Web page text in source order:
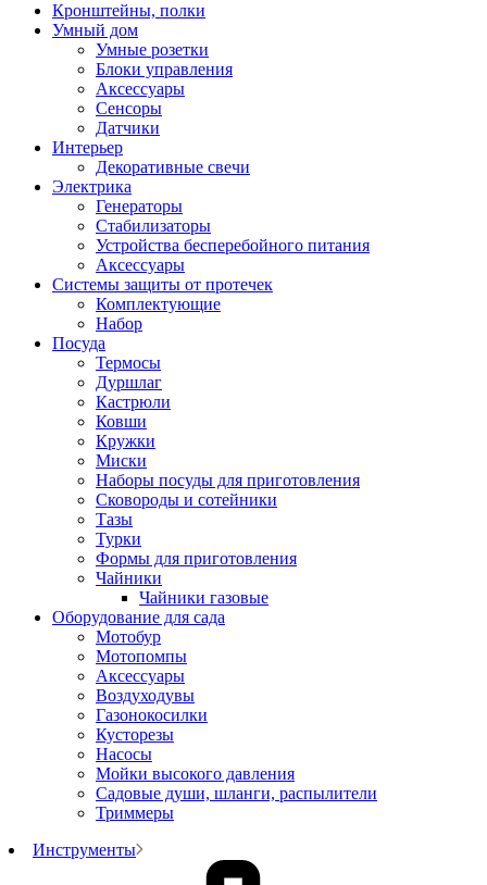
Кронштейны, полки
Умный дом
Умные розетки
Блоки управления
Аксессуары
Сенсоры
Датчики
Интерьер
Декоративные свечи
Электрика
Генераторы
Стабилизаторы
Устройства бесперебойного питания
Аксессуары
Системы защиты от протечек
Комплектующие
Набор
Посуда
Термосы
Дуршлаг
Кастрюли
Ковши
Кружки
Миски
Наборы посуды для приготовления
Сковороды и сотейники
Тазы
Турки
Формы для приготовления
Чайники
Чайники газовые
Оборудование для сада
Мотобур
Мотопомпы
Аксессуары
Воздуходувы
Газонокосилки
Кусторезы
Насосы
Мойки высокого давления
Садовые души, шланги, распылители
Триммеры
Инструменты